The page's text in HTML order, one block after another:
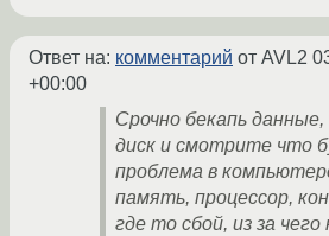
Ответ на: комментарий от AVL2
+00:00
Срочно бекапь
диск и смотрите что
проблема в
память, процессор,
где то сбой, из за